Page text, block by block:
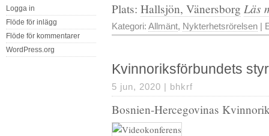
Logga in
Flöde för inlägg
Flöde för kommentarer
WordPress.org
Plats: Hallsjön, Vänersborg Läs
Kategori: Allmänt, Nykterhetsrörelsen |
Kvinnoriksförbundets
5 jun, 2020 | bhkrf
Bosnien-Hercegovinas